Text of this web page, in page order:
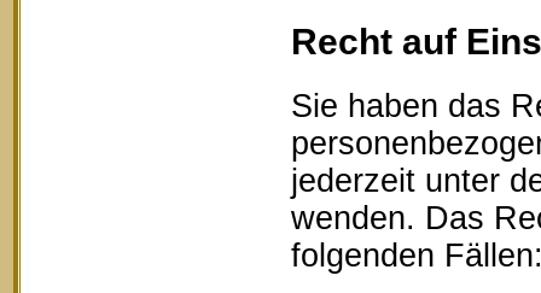
Recht auf
Sie haben das
jederzeit unter
wenden. Das
folgenden